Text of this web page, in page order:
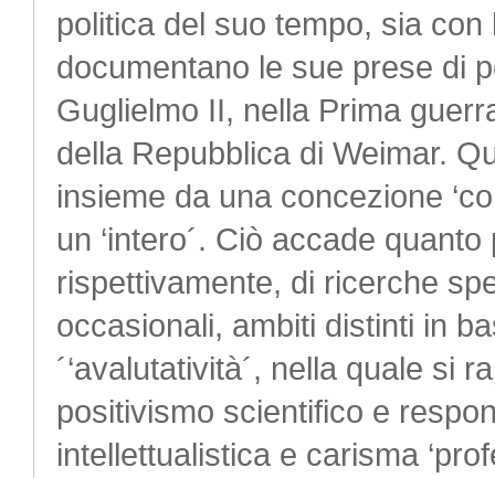
politica del suo tempo, sia
documentano le sue prese di
Guglielmo II, nella Prima
della Repubblica di Weimar.
insieme da una concezione
un ‘intero´. Ciò accade
rispettivamente, di ricerche
occasionali, ambiti distinti in
´‘avalutatività´, nella quale si
positivismo scientifico e
intellettualistica e carisma